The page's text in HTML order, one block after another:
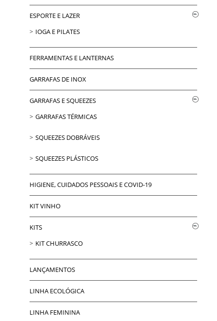
ESPORTE E LAZER
IOGA E PILATES
FERRAMENTAS E LANTERNAS
GARRAFAS DE INOX
GARRAFAS E SQUEEZES
GARRAFAS TÉRMICAS
SQUEEZES DOBRÁVEIS
SQUEEZES PLÁSTICOS
HIGIENE, CUIDADOS PESSOAIS E COVID-19
KIT VINHO
KITS
KIT CHURRASCO
LANÇAMENTOS
LINHA ECOLÓGICA
LINHA FEMININA